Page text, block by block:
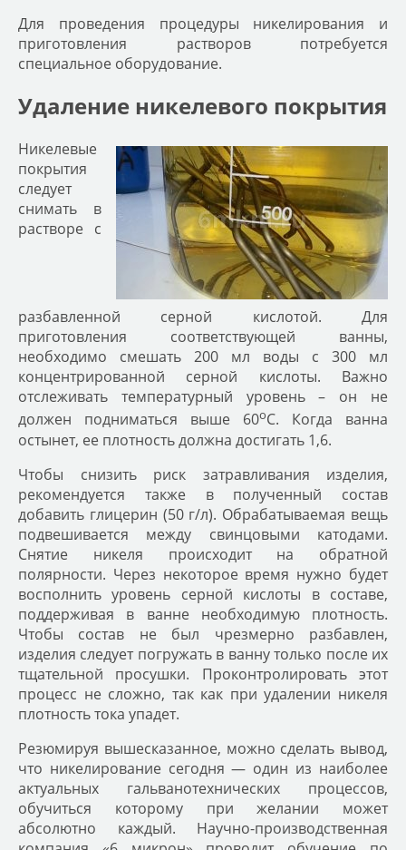
Для проведения процедуры никелирования и
приготовления растворов потребуется
специальное оборудование.
Удаление никелевого покрытия
Никелевые
покрытия
следует
снимать в
растворе с
разбавленной серной кислотой. Для
приготовления соответствующей ванны,
необходимо смешать 200 мл воды с 300 мл
концентрированной серной кислоты. Важно
отслеживать температурный уровень – он не
должен подниматься выше 60оС. Когда ванна
остынет, ее плотность должна достигать 1,6.
Чтобы снизить риск затравливания изделия,
рекомендуется также в полученный состав
добавить глицерин (50 г/л). Обрабатываемая вещь
подвешивается между свинцовыми катодами.
Снятие никеля происходит на обратной
полярности. Через некоторое время нужно будет
восполнить уровень серной кислоты в составе,
поддерживая в ванне необходимую плотность.
Чтобы состав не был чрезмерно разбавлен,
изделия следует погружать в ванну только после их
тщательной просушки. Проконтролировать этот
процесс не сложно, так как при удалении никеля
плотность тока упадет.
Резюмируя вышесказанное, можно сделать вывод,
что никелирование сегодня — один из наиболее
актуальных гальванотехнических процессов,
обучиться которому при желании может
абсолютно каждый. Научно-производственная